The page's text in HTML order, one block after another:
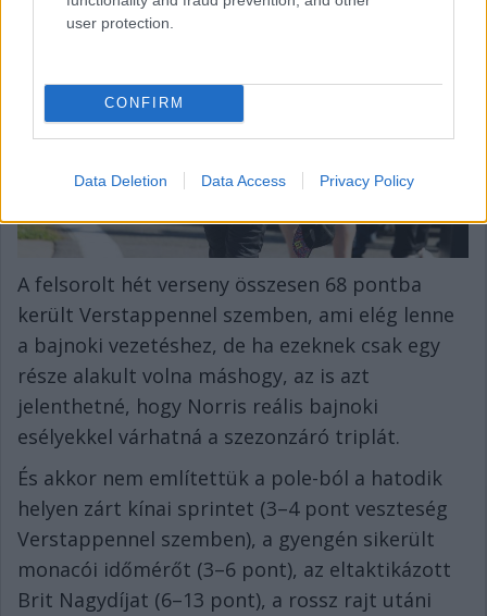
user protection.
CONFIRM
Data Deletion Data Access Privacy Policy
A felsorolt hét verseny összesen 68 pontba
került Verstappennel szemben, ami elég lenne
a bajnoki vezetéshez, de ha ezeknek csak egy
része alakult volna máshogy, az is azt
jelenthetné, hogy Norris reális bajnoki
esélyekkel várhatná a szezonzáró triplát.
És akkor nem említettük a pole-ból a hatodik
helyen zárt kínai sprintet (3–4 pont veszteség
Verstappennel szemben), a gyengén sikerült
monacói időmérőt (3–6 pont), az eltaktikázott
Brit Nagydíjat (6–13 pont), a rossz rajt utáni